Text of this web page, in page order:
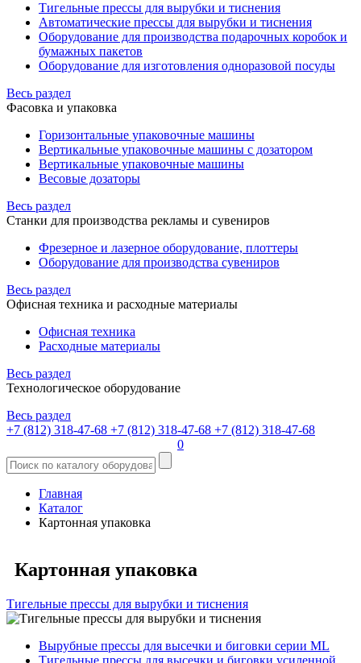
Тигельные прессы для вырубки и тиснения
Автоматические прессы для вырубки и тиснения
Оборудование для производства подарочных коробок и
бумажных пакетов
Оборудование для изготовления одноразовой посуды
Весь раздел
Фасовка и упаковка
Горизонтальные упаковочные машины
Вертикальные упаковочные машины с дозатором
Вертикальные упаковочные машины
Весовые дозаторы
Весь раздел
Станки для производства рекламы и сувениров
Фрезерное и лазерное оборудование, плоттеры
Оборудование для производства сувениров
Весь раздел
Офисная техника и расходные материалы
Офисная техника
Расходные материалы
Весь раздел
Технологическое оборудование
Весь раздел
+7 (812) 318-47-68 +7 (812) 318-47-68 +7 (812) 318-47-68
0
Главная
Каталог
Картонная упаковка
Картонная упаковка
Тигельные прессы для вырубки и тиснения
Вырубные прессы для высечки и биговки серии ML
Тигельные прессы для высечки и биговки усиленной